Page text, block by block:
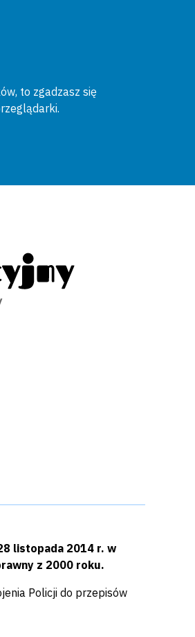
to zgadzasz się
listopada 2014 r. w
z 2000 roku.
Policji do przepisów